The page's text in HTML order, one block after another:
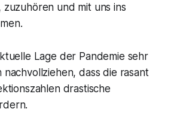
und mit uns ins
Lage der Pandemie sehr
dass die rasant
drastische